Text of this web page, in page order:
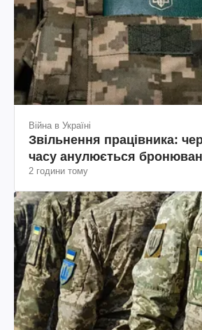
Війна в Україні
Звільнення працівника:
часу анулюється
2 години тому